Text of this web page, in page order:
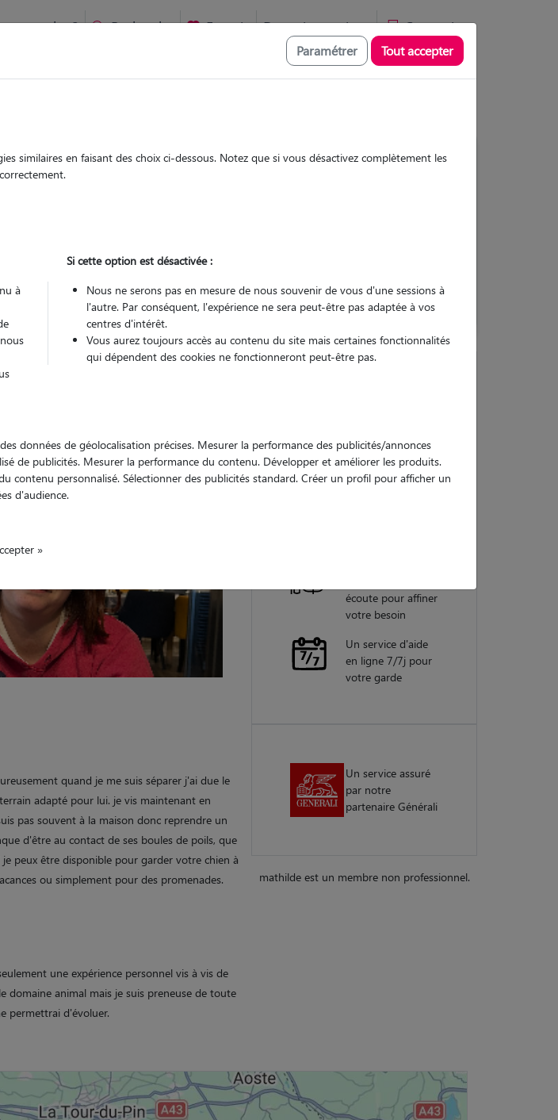
marche ? Recherche Favoris Devenir pet sitter Connexion
quand je me suis séparer j'ai due le
adapté pour lui. je vis maintenant en
pas souvent à la maison donc reprendre un
d'être au contact de ses boules de poils, que
peux être disponible pour garder votre chien à
ou simplement pour des promenades.
une expérience personnel vis à vis de
domaine animal mais je suis preneuse de toute
permettrai d'évoluer.
garanties
écoute pour affiner
votre besoin
Un service d'aide
en ligne 7/7j pour
votre garde
Un service assuré
par notre
partenaire Générali
mathilde est un membre non professionnel.
Paramétrer Tout accepter
similaires en faisant des choix ci-dessous. Notez que si vous désactivez complètement les
à
Si cette option est désactivée :
Nous ne serons pas en mesure de nous souvenir de vous d'une sessions à
l'autre. Par conséquent, l'expérience ne sera peut-être pas adaptée à vos
centres d'intérêt.
Vous aurez toujours accès au contenu du site mais certaines fonctionnalités
qui dépendent des cookies ne fonctionneront peut-être pas.
données de géolocalisation précises. Mesurer la performance des publicités/annonces
de publicités. Mesurer la performance du contenu. Développer et améliorer les produits.
contenu personnalisé. Sélectionner des publicités standard. Créer un profil pour afficher un
d'audience.
»